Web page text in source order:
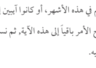
هذه الأشهر، أو كانوا
باقياً إلى هذه